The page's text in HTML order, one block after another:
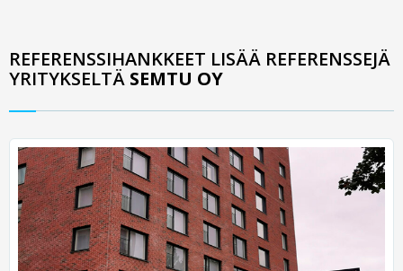
REFERENSSIHANKKEET LISÄÄ REFERENSSEJÄ
YRITYKSELTÄ SEMTU OY